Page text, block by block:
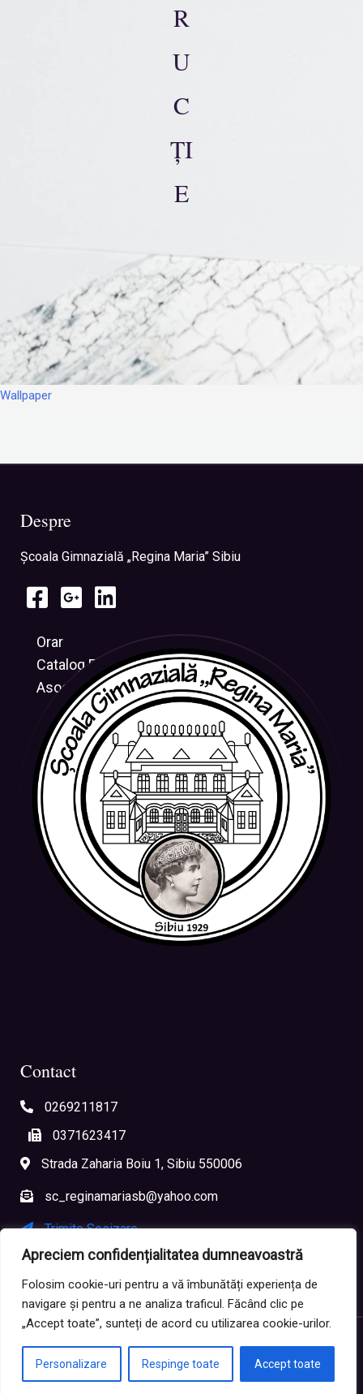
Apreciem confidențialitatea dumneavoastră
Folosim cookie-uri pentru a vă îmbunătăți experiența de
navigare și pentru a ne analiza traficul. Făcând clic pe
„Accept toate”, sunteți de acord cu utilizarea cookie-urilor.
Personalizare Respinge toate Accept toate
R
U
C
ȚI
E
Wallpaper
Despre
Şcoala Gimnazială „Regina Maria” Sibiu
Orar
Catalog Electronic
Asociația CRESUS
Contact
0269211817
0371623417
Strada Zaharia Boiu 1, Sibiu 550006
sc_reginamariasb@yahoo.com
Trimite Sesizare
Sesizare Anonimă
Copyright ©2026Școala Gimnazială „Regina Maria” Sibiu
Politica de confidențialitate